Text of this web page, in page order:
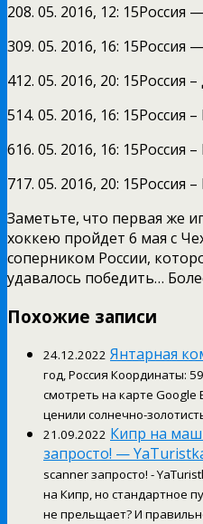
208. 05. 2016, 12: 15Россия
309. 05. 2016, 16: 15Россия
412. 05. 2016, 20: 15Россия
514. 05. 2016, 16: 15Россия
616. 05. 2016, 16: 15Россия
717. 05. 2016, 20: 15Россия
Заметьте, что первая же
хоккею пройдет 6 мая с
соперником России,
удавалось победить…
Похожие записи
24.12.2022 Янтарная
год, Россия Координаты:
смотреть на карте
ценили солнечно-
21.09.2022 Кипр на
запросто! —
scanner запросто! -
на Кипр, но стандартное
не прельщает? И